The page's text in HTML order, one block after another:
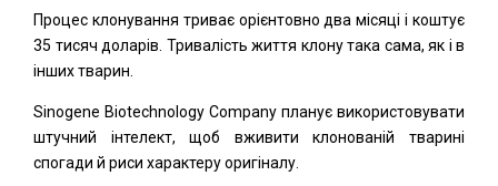
Процес клонування триває орієнтовно два місяці і коштує
35 тисяч доларів. Тривалість життя клону така сама, як і в
інших тварин.
Sinogene Biotechnology Company планує використовувати
штучний інтелект, щоб вживити клонованій тварині
спогади й риси характеру оригіналу.